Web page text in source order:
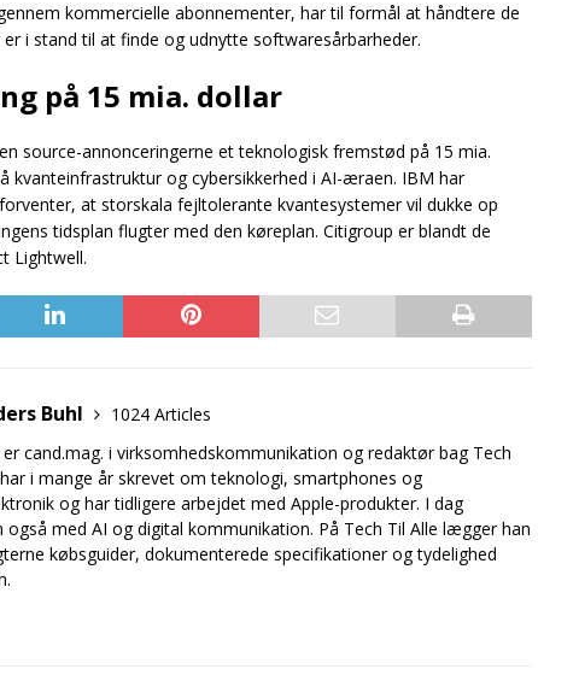
kommercielle abonnementer, har til formål at håndtere de
i stand til at finde og udnytte softwaresårbarheder.
på 15 mia. dollar
source-annonceringerne et teknologisk fremstød på 15 mia.
og cybersikkerhed i AI-æraen. IBM har
at storskala fejltolerante kvantesystemer vil dukke op
tidsplan flugter med den køreplan. Citigroup er blandt de
Lightwell.
Buhl
1024 Articles
cand.mag. i virksomhedskommunikation og redaktør bag Tech
i mange år skrevet om teknologi, smartphones og
og har tidligere arbejdet med Apple-produkter. I dag
også med AI og digital kommunikation. På Tech Til Alle lægger han
købsguider, dokumenterede specifikationer og tydelighed